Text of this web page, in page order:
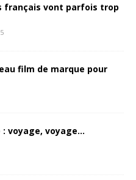
français vont parfois trop
film de marque pour
: voyage, voyage…